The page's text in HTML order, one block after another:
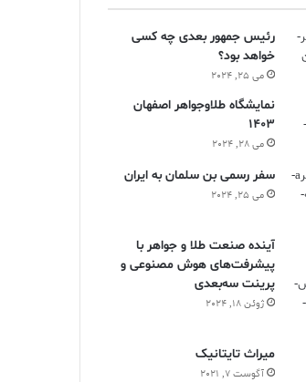
رئیس جمهور بعدی چه کسی
خواهد بود؟
می 25, 2024
نمایشگاه طلاوجواهر اصفهان
1403
می 28, 2024
سفر رسمی بن سلمان به ایران
می 25, 2024
آینده صنعت طلا و جواهر با
پیشرفت‌های هوش مصنوعی و
پرینت سه‌بعدی
ژوئن 18, 2024
ميراث تايتانيک
آگوست 7, 2021